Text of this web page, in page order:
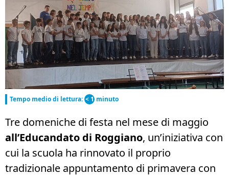
Tempo medio di lettura: < 1 minuto
Tre domeniche di festa nel mese di maggio
all’Educandato di Roggiano, un’iniziativa con
cui la scuola ha rinnovato il proprio
tradizionale appuntamento di primavera con